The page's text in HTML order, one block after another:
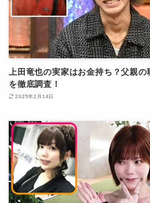
上田竜也の実家はお金持ち？父親の
を徹底調査！
2025年2月14日